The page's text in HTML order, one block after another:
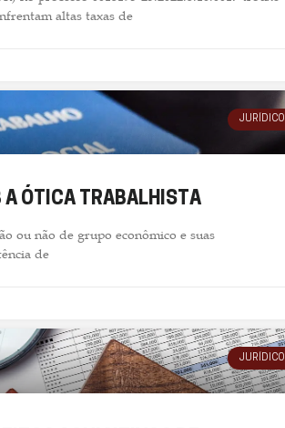
altas taxas de
JURÍDICO
A ÓTICA TRABALHISTA
ou não de grupo econômico e suas
de
JURÍDICO